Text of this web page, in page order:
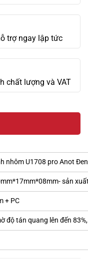
trợ ngay lập tức
chất lượng và VAT
nhôm U1708 pro Anot
sản
+ PC
độ tán quang lên đến